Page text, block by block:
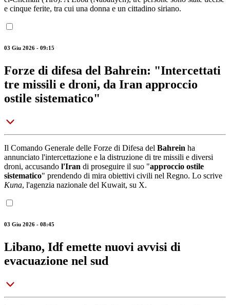
e cinque ferite, tra cui una donna e un cittadino siriano.
03 Giu 2026 - 09:15
Forze di difesa del Bahrein: "Intercettati
tre missili e droni, da Iran approccio
ostile sistematico"
Il Comando Generale delle Forze di Difesa del Bahrein ha
annunciato l'intercettazione e la distruzione di tre missili e diversi
droni, accusando l'Iran di proseguire il suo "approccio ostile
sistematico" prendendo di mira obiettivi civili nel Regno. Lo scrive
Kuna, l'agenzia nazionale del Kuwait, su X.
03 Giu 2026 - 08:45
Libano, Idf emette nuovi avvisi di
evacuazione nel sud